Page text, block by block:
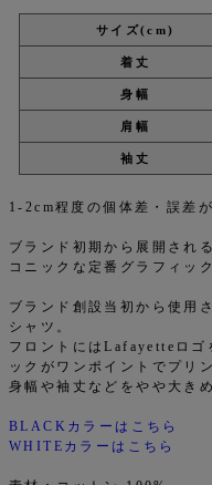
サイズ(cm)
着丈
身幅
肩幅
袖丈
1-2cm程度の個体差・誤差
ブランド初期から展開され
コニックな定番グラフィッ
ブランド創設当初から使用
シャツ。
フロントにはLafayetteロ
ックがワンポイントでプリ
身幅や袖丈などをやや大き
BLACKカラーはこちら
WHITEカラーはこちら